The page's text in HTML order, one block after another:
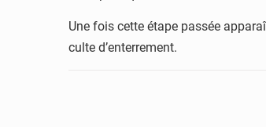
Une fois cette étape passée
culte d’enterrement.